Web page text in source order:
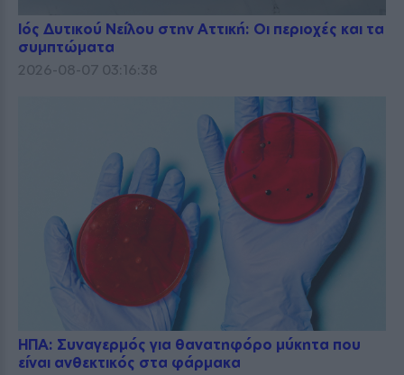
Ιός Δυτικού Νείλου στην Αττική: Οι περιοχές και τα
συμπτώματα
2026-08-07 03:16:38
ΗΠΑ: Συναγερμός για θανατηφόρο μύκητα που
είναι ανθεκτικός στα φάρμακα